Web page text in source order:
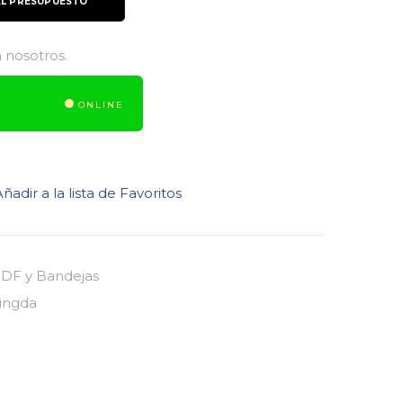
nosotros.
ONLINE
a la lista de Favoritos
y Bandejas